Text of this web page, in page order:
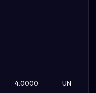
4.0000 UN